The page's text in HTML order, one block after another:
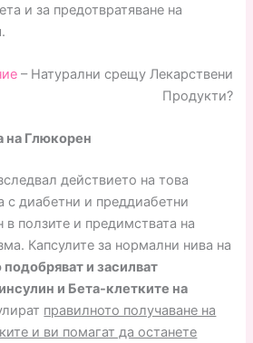
и за предотвратяване на
– Натурални срещу Лекарствени
Продукти?
на Глюкорен
действието на това
с диабетни и преддиабетни
ползите и предимствата на
Капсулите за нормални нива на
и засилват
и Бета-клетките на
правилното получаване на
и ви помагат да останете